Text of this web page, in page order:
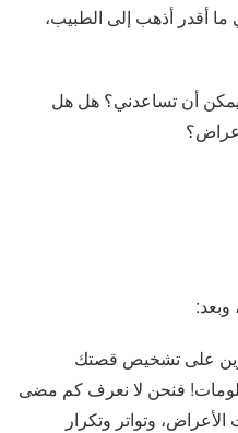
ما أقدر أذهب إلى الطبيب،
يمكن أن تساعدني؟ هل هل
وبعد:
على تشخيص قصتك
فنحن لا نعرف كم مضى
وتواتر وتكرار